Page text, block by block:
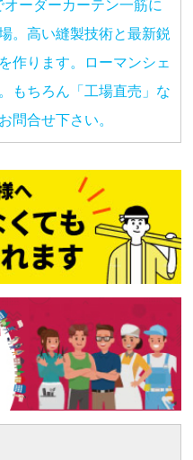
ーダーカーテン一筋に
。高い縫製技術と最新鋭
作ります。ローマンシェ
もちろん「工場直売」な
問合せ下さい。